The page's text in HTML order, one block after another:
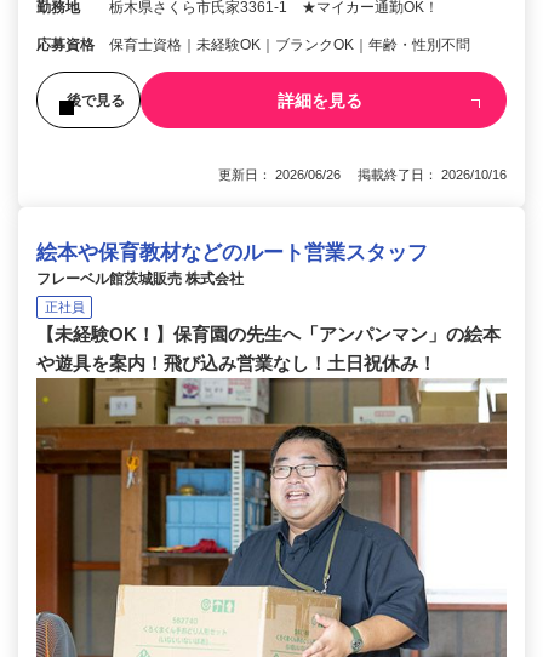
勤務地 栃木県さくら市氏家3361‐1 ★マイカー通勤OK！
応募資格 保育士資格｜未経験OK｜ブランクOK｜年齢・性別不問
後で見る 詳細を見る
更新日： 2026/06/26 掲載終了日： 2026/10/16
絵本や保育教材などのルート営業スタッフ
フレーベル館茨城販売 株式会社
正社員
【未経験OK！】保育園の先生へ「アンパンマン」の絵本
や遊具を案内！飛び込み営業なし！土日祝休み！